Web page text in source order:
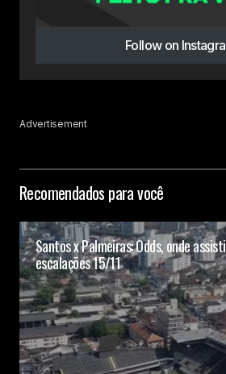
Follow on
Advertisement
Recomendados para você
Santos x Palmeiras: Odds, onde
escalações 15/11